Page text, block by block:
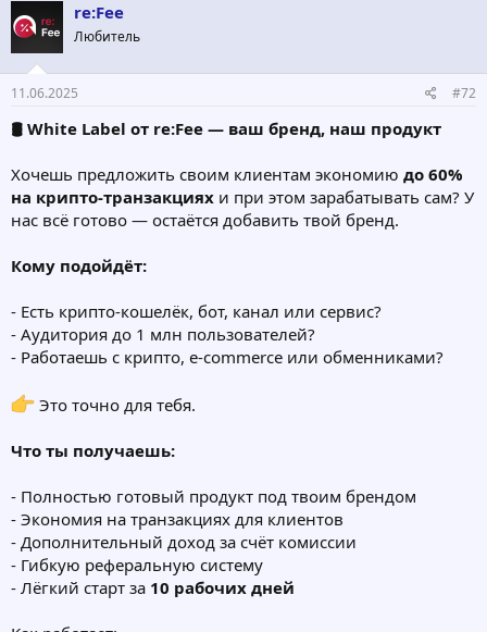
re:Fee
Любитель
11.06.2025 #72
🛢 White Label от re:Fee — ваш бренд, наш продукт
Хочешь предложить своим клиентам экономию до 60%
на крипто-транзакциях и при этом зарабатывать сам? У
нас всё готово — остаётся добавить твой бренд.
Кому подойдёт:
- Есть крипто-кошелёк, бот, канал или сервис?
- Аудитория до 1 млн пользователей?
- Работаешь с крипто, e-commerce или обменниками?
Это точно для тебя.
Что ты получаешь:
- Полностью готовый продукт под твоим брендом
- Экономия на транзакциях для клиентов
- Дополнительный доход за счёт комиссии
- Гибкую реферальную систему
- Лёгкий старт за 10 рабочих дней